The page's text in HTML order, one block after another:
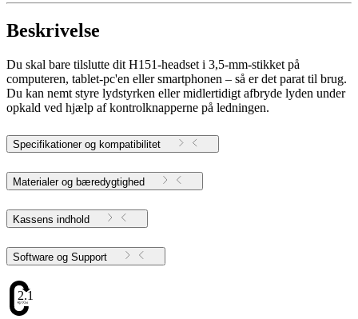
Beskrivelse
Du skal bare tilslutte dit H151-headset i 3,5-mm-stikket på
computeren, tablet-pc'en eller smartphonen – så er det parat til brug.
Du kan nemt styre lydstyrken eller midlertidigt afbryde lyden under
opkald ved hjælp af kontrolknapperne på ledningen.
Specifikationer og kompatibilitet
Materialer og bæredygtighed
Kassens indhold
Software og Support
2.11